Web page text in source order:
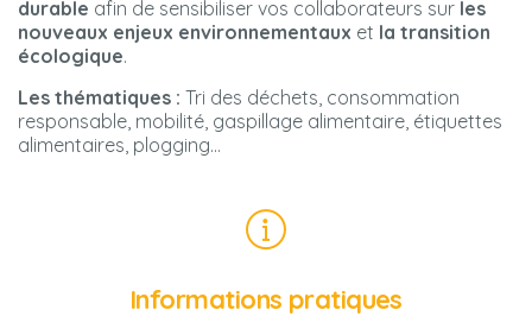
durable afin de sensibiliser vos collaborateurs sur les
nouveaux enjeux environnementaux et la transition
écologique.
Les thématiques : Tri des déchets, consommation
responsable, mobilité, gaspillage alimentaire, étiquettes
alimentaires, plogging…
Informations pratiques